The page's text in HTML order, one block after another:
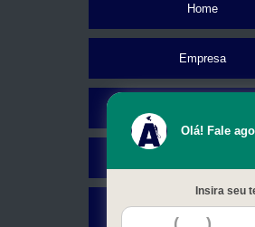
Home
Empresa
Contato
Olá! Fale
Insira seu